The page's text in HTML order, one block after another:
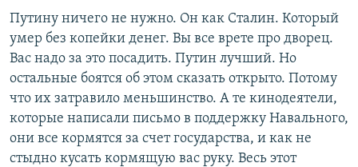
Путину ничего не нужно. Он как Сталин. Который
умер без копейки денег. Вы все врете про дворец.
Вас надо за это посадить. Путин лучший. Но
остальные боятся об этом сказать открыто. Потому
что их затравило меньшинство. А те кинодеятели,
которые написали письмо в поддержку Навального,
они все кормятся за счет государства, и как не
стыдно кусать кормящую вас руку. Весь этот